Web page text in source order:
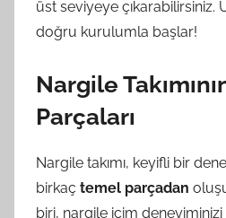
üst seviyeye çıkarabilirsiniz.
doğru kurulumla başlar!
Nargile
Parçaları
Nargile takımı, keyifli bir
birkaç temel parçadan
biri, nargile içim